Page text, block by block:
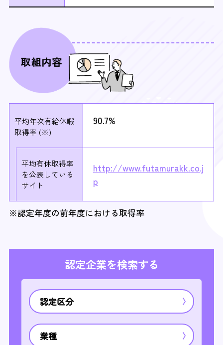
平均年次有給休暇
取得率 (※)
90.7%
平均有休取得率
を公表している
サイト
http://www.futamurakk.co.j
p
※認定年度の前年度における取得率
認定企業を検索する
認定区分
業種